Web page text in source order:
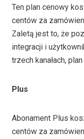
Ten plan cenowy
centów za
Zaletą jest to, że
integracji i
trzech kanałach,
Plus
Abonament Plus
centów za